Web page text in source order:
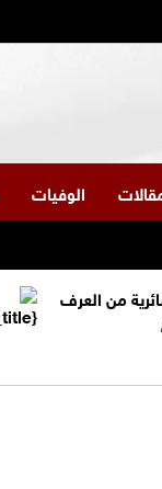
الوفيات
من العرف